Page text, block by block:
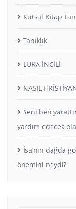
Kutsal Kitap
Tanıklık
LUKA İNCİLİ
NASIL
Seni ben
yardım edecek
İsa’nın dağda
önemini neydi?